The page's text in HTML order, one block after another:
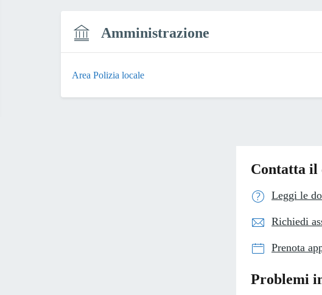
Amministrazione
Area Polizia locale
Contatta il
Leggi le
Richiedi
Prenota
Problemi